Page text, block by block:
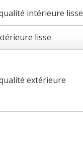
intérieure lisse
lisse
extérieure